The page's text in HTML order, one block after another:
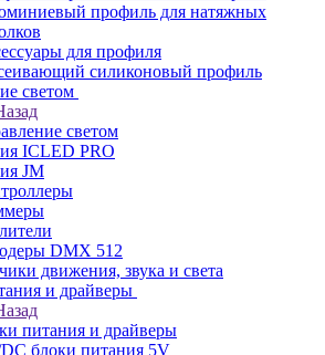
профиль для натяжных
для профиля
силиконовый профиль
светом
светом
ICLED PRO
JM
DMX 512
движения, звука и света
и драйверы
питания и драйверы
блоки питания 5V